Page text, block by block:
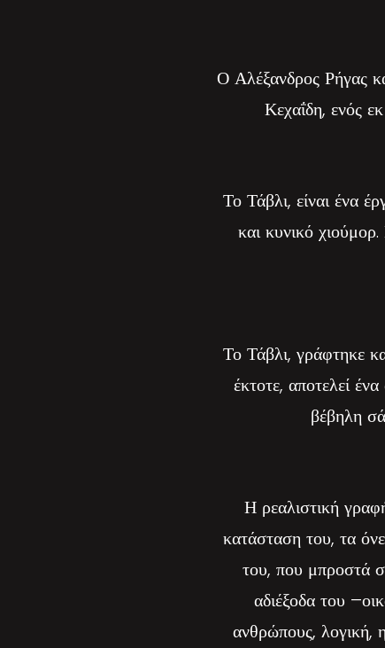
Ο Αλέξανδρος Ρήγας
Κεχαΐδη, ενός
Το Τάβλι, είναι ένα
και κυνικό
Το Τάβλι, γράφτηκε
έκτοτε, αποτελεί
βέβηλη
Η ρεαλιστική
κατάσταση του, τα
του, που μπροστά
αδιέξοδα του
ανθρώπους, λογική,